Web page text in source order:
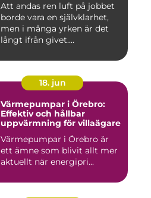
Att andas ren luft på jobbet
borde vara en självklarhet,
men i många yrken är det
långt ifrån givet....
18. jun
Värmepumpar i Örebro:
Effektiv och hållbar
uppvärmning för villaägare
Värmepumpar i Örebro är
ett ämne som blivit allt mer
aktuellt när energipri...